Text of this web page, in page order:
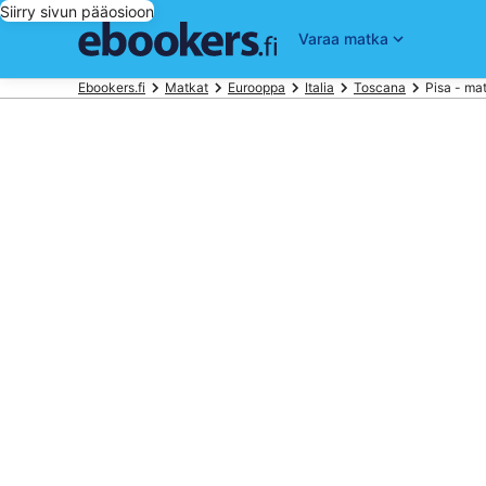
Siirry sivun pääosioon
Varaa matka
Ebookers.fi Matkat Eurooppa Italia Toscana Pisa -